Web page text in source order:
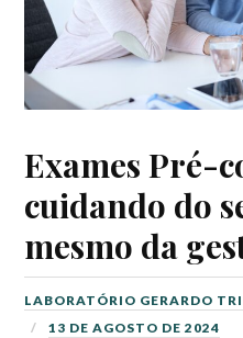
Exames Pré-
cuidando do
mesmo da
LABORATÓRIO GERARDO
13 DE AGOSTO DE 2024